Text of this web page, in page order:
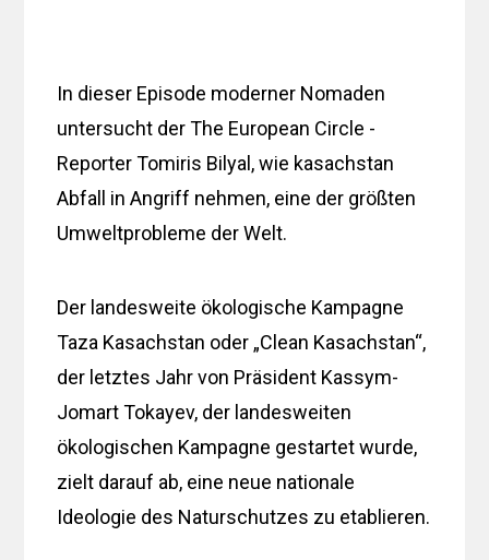
In dieser Episode moderner Nomaden
untersucht der The European Circle -
Reporter Tomiris Bilyal, wie kasachstan
Abfall in Angriff nehmen, eine der größten
Umweltprobleme der Welt.
Der landesweite ökologische Kampagne
Taza Kasachstan oder „Clean Kasachstan“,
der letztes Jahr von Präsident Kassym-
Jomart Tokayev, der landesweiten
ökologischen Kampagne gestartet wurde,
zielt darauf ab, eine neue nationale
Ideologie des Naturschutzes zu etablieren.